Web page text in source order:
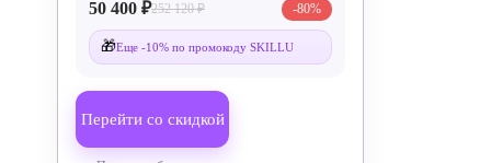
50 400 ₽252 120 ₽ -80%
🎁Еще -10% по промокоду SKILLU
Перейти со скидкой